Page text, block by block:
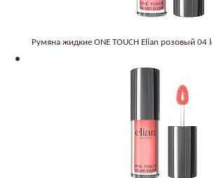
Румяна жидкие ONE TOUCH Elian розовый